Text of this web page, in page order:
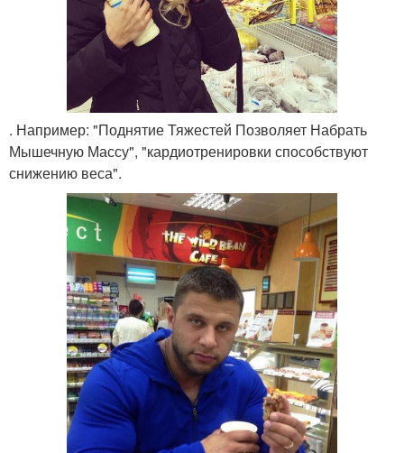
. Например: "Поднятие Тяжестей Позволяет Набрать
Мышечную Массу", "кардиотренировки способствуют
снижению веса".